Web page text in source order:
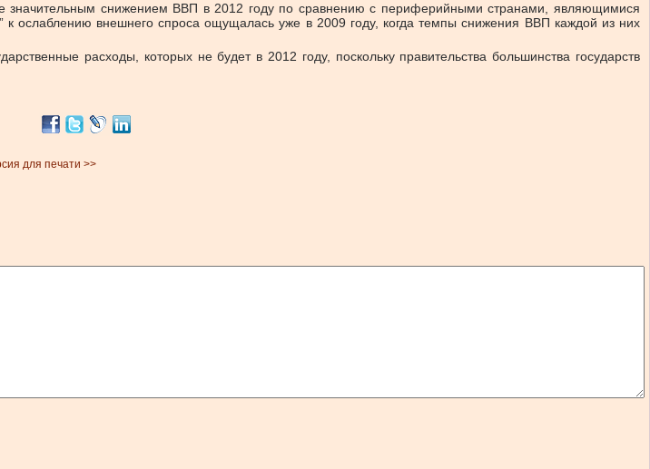
значительным снижением ВВП в 2012 году по сравнению с периферийными странами, являющимися
ослаблению внешнего спроса ощущалась уже в 2009 году, когда темпы снижения ВВП каждой из них
расходы, которых не будет в 2012 году, поскольку правительства большинства государств
для печати >>